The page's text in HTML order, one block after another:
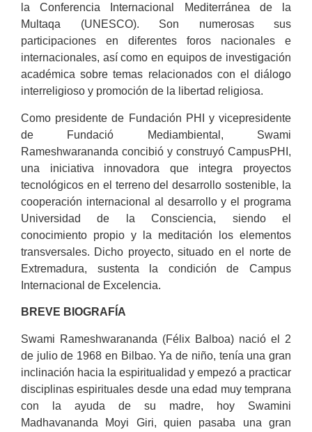
la Conferencia Internacional Mediterránea de la
Multaqa (UNESCO). Son numerosas sus
participaciones en diferentes foros nacionales e
internacionales, así como en equipos de investigación
académica sobre temas relacionados con el diálogo
interreligioso y promoción de la libertad religiosa.
Como presidente de Fundación PHI y vicepresidente
de Fundació Mediambiental, Swami
Rameshwarananda concibió y construyó CampusPHI,
una iniciativa innovadora que integra proyectos
tecnológicos en el terreno del desarrollo sostenible, la
cooperación internacional al desarrollo y el programa
Universidad de la Consciencia, siendo el
conocimiento propio y la meditación los elementos
transversales. Dicho proyecto, situado en el norte de
Extremadura, sustenta la condición de Campus
Internacional de Excelencia.
BREVE BIOGRAFÍA
Swami Rameshwarananda (Félix Balboa) nació el 2
de julio de 1968 en Bilbao. Ya de niño, tenía una gran
inclinación hacia la espiritualidad y empezó a practicar
disciplinas espirituales desde una edad muy temprana
con la ayuda de su madre, hoy Swamini
Madhavananda Moyi Giri, quien pasaba una gran